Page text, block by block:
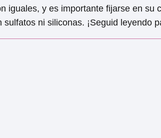
iguales, y es importante fijarse en
ni siliconas. ¡Seguid leyendo